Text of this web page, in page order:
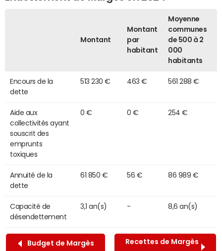
Montant
Montant
par
habitant
Moyenne
communes
de 500 à 2
000
habitants
Encours de la
dette
513 230 € 463 € 561 288 €
Aide aux
collectivités ayant
souscrit des
emprunts
toxiques
0 € 0 € 254 €
Annuité de la
dette
61 850 € 56 € 86 989 €
Capacité de
désendettement
3,1 an(s) - 8,6 an(s)
Budget de Margès Recettes de Margès